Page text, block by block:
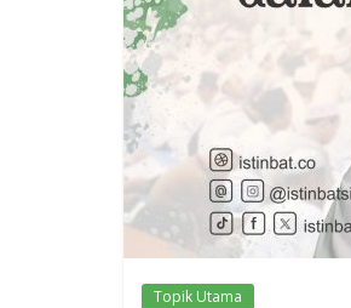
Topik Utama